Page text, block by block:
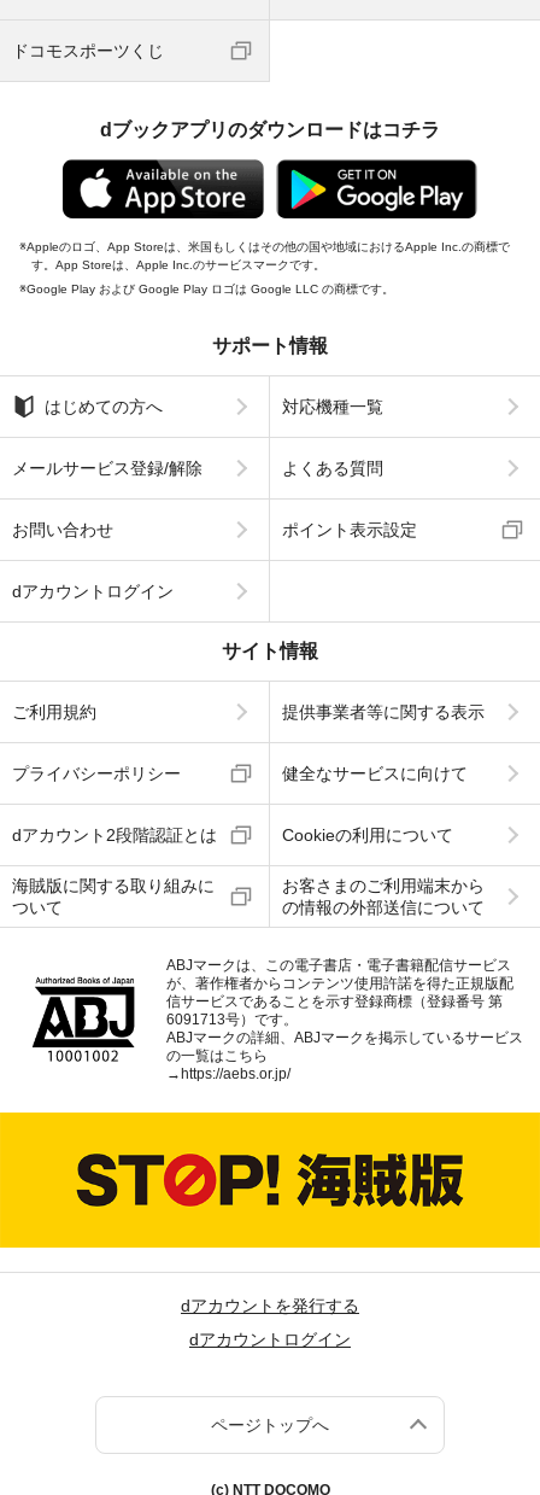
ドコモスポーツくじ
dブックアプリのダウンロードはコチラ
Appleのロゴ、App Storeは、米国もしくはその他の国や地域におけるApple Inc.の商標で
す。App Storeは、Apple Inc.のサービスマークです。
Google Play および Google Play ロゴは Google LLC の商標です。
サポート情報
はじめての方へ 対応機種一覧
メールサービス登録/解除 よくある質問
お問い合わせ ポイント表示設定
dアカウントログイン
サイト情報
ご利用規約 提供事業者等に関する表示
プライバシーポリシー 健全なサービスに向けて
dアカウント2段階認証とは Cookieの利用について
海賊版に関する取り組みに
ついて
お客さまのご利用端末から
の情報の外部送信について
ABJマークは、この電子書店・電子書籍配信サービス
が、著作権者からコンテンツ使用許諾を得た正規版配
信サービスであることを示す登録商標（登録番号 第
6091713号）です。
ABJマークの詳細、ABJマークを掲示しているサービス
の一覧はこちら
→https://aebs.or.jp/
dアカウントを発行する
dアカウントログイン
ページトップへ
(c) NTT DOCOMO